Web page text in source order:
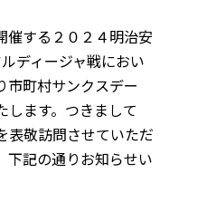
催する２０２４明治安
ディージャ戦におい
市町村サンクスデー
します。つきまして
表敬訪問させていただ
下記の通りお知らせい